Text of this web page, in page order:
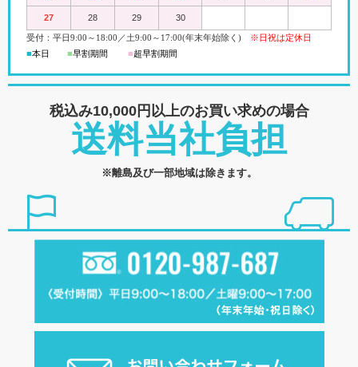
27 28 29 30
受付：平日9:00 ～18:00 ／ 土9:00 ～ 17:00(年末年始除く) ※日祝は定休日
■本日 ■早割期間 ■超早割期間
税込み10,000円以上のお買い求めの場合
送料当社負担
※離島及び一部地域は除きます。